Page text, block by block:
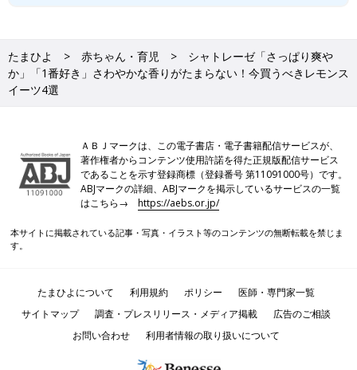
たまひよ 赤ちゃん・育児
シャトレーゼ「さっぱり爽や
か」「1番好き」さわやかな香りがたまらない！今買うべきレモンス
イーツ4選
ＡＢＪマークは、この電子書店・電子書籍配信サービスが、
著作権者からコンテンツ使用許諾を得た正規版配信サービス
であることを示す登録商標（登録番号 第11091000号）です。
ABJマークの詳細、ABJマークを掲示しているサービスの一覧
はこちら→https://aebs.or.jp/
本サイトに掲載されている記事・写真・イラスト等のコンテンツの無断転載を禁じま
す。
たまひよについて 利用規約 ポリシー
医師・専門家一覧
サイトマップ
調査・プレスリリース・メディア掲載
広告のご相談
お問い合わせ
利用者情報の取り扱いについて